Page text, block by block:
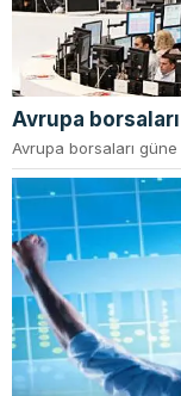
Avrupa borsaları
Avrupa borsaları güne